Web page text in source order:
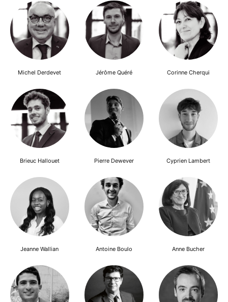
Michel Derdevet Jérôme Quéré Corinne Cherqui
Brieuc Hallouet Pierre Dewever Cyprien Lambert
Jeanne Wallian Antoine Boulo Anne Bucher